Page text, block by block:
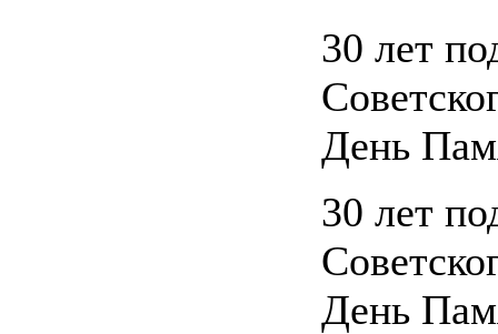
30 лет
День
30 лет
День